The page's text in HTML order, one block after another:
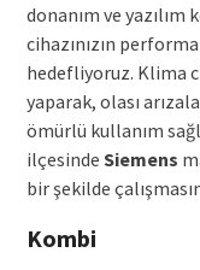
donanım ve yazılım
cihazınızın
hedefliyoruz. Klima
yaparak, olası
ömürlü kullanım
ilçesinde Siemens
bir şekilde
Kombi